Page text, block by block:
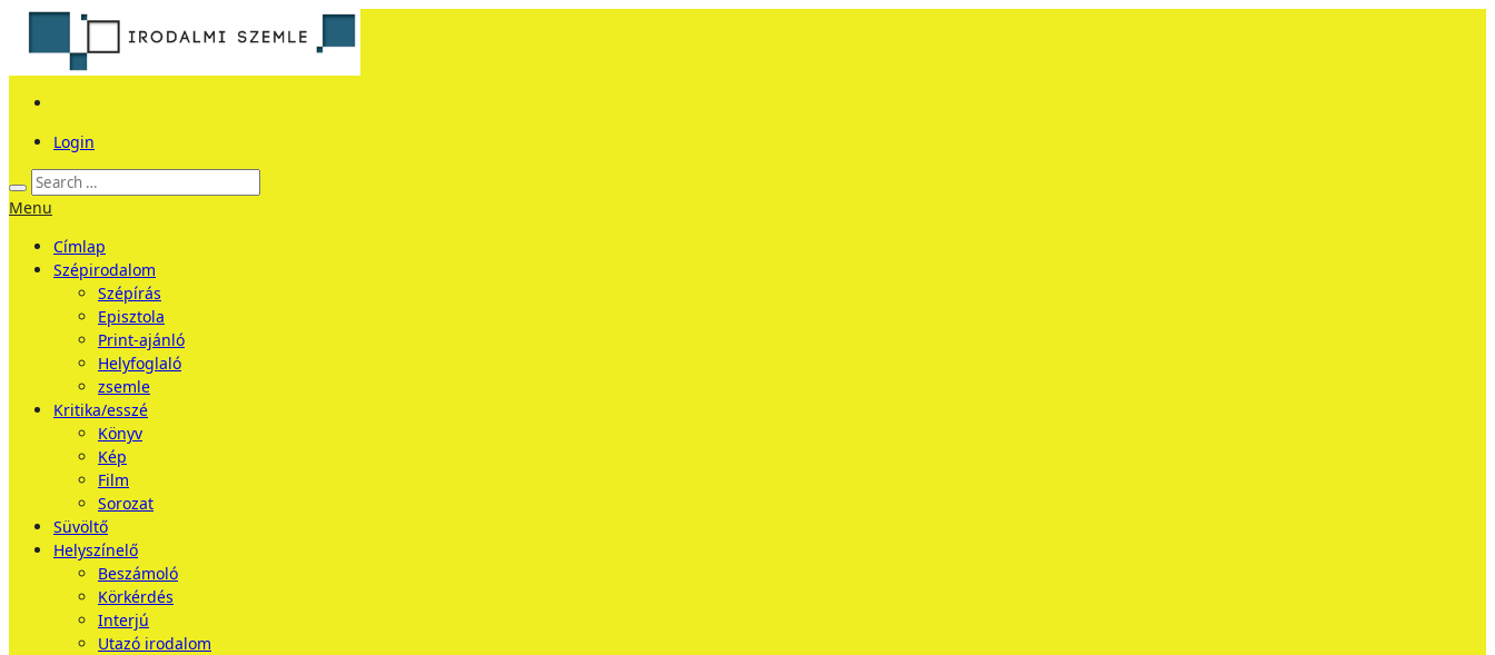
Login
Menu
Címlap
Szépirodalom
Szépírás
Episztola
Print-ajánló
Helyfoglaló
zsemle
Kritika/esszé
Könyv
Kép
Film
Sorozat
Süvöltő
Helyszínelő
Beszámoló
Körkérdés
Interjú
Utazó irodalom